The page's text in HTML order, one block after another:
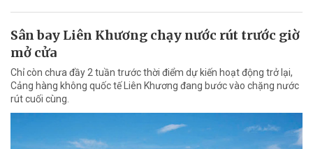
Sân bay Liên Khương chạy nước rút trước giờ
mở cửa
Chỉ còn chưa đầy 2 tuần trước thời điểm dự kiến hoạt động trở lại,
Cảng hàng không quốc tế Liên Khương đang bước vào chặng nước
rút cuối cùng.